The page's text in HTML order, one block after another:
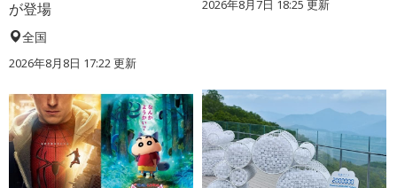
が登場
全国
2026年8月8日 17:22更新
2026年8月7日 18:25 更新